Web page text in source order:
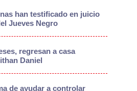
han testificado en juicio
Jueves Negro
regresan a casa
Daniel
de ayudar a controlar